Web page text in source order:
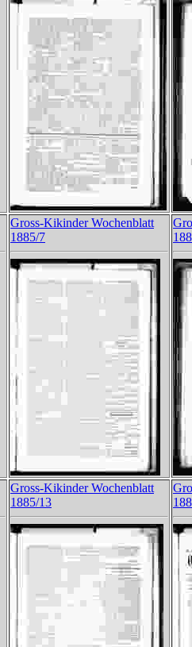
Gross-Kikinder Wochenblatt
1885/7
Gross-Kikinder Wochenblatt
1885/13